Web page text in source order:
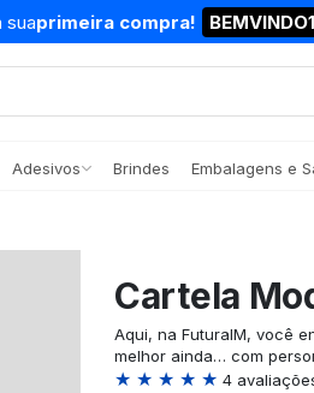
suaprimeira compra!
Adesivos Brindes Embalagens e
Cartela
Aqui, na FuturaIM, você
melhor ainda… com
★ ★ ★ ★ ★ 4